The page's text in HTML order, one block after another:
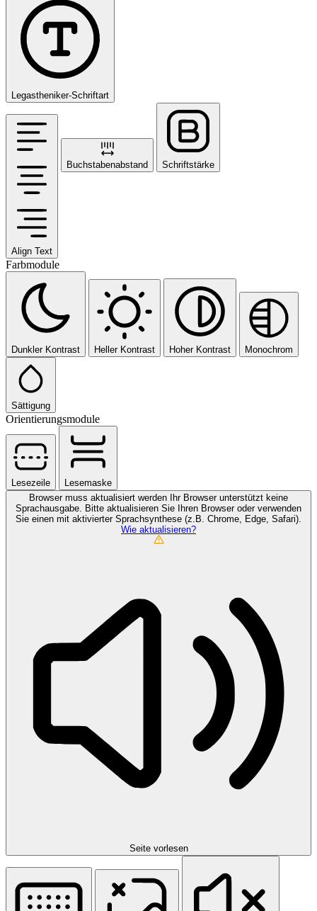
Legastheniker-Schriftart
Align Text
Buchstabenabstand Schriftstärke
Farbmodule
Dunkler Kontrast Heller Kontrast Hoher Kontrast Monochrom
Sättigung
Orientierungsmodule
Lesezeile
Lesemaske
Browser muss aktualisiert werden
Ihr Browser unterstützt keine
Sprachausgabe. Bitte aktualisieren Sie Ihren Browser oder verwenden
Sie einen mit aktivierter Sprachsynthese (z.B. Chrome, Edge, Safari).
Wie aktualisieren?
Seite vorlesen